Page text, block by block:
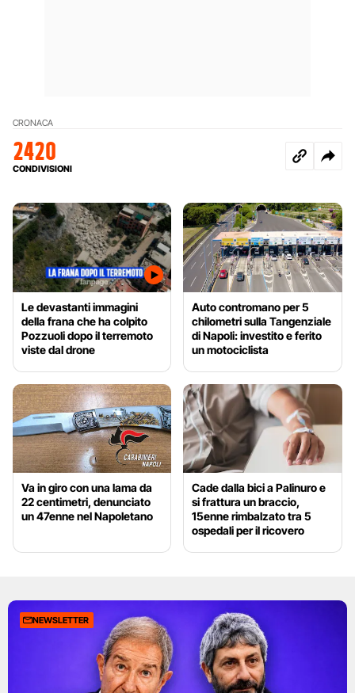
CRONACA
2420
CONDIVISIONI
Le devastanti immagini
della frana che ha colpito
Pozzuoli dopo il terremoto
viste dal drone
Auto contromano per 5
chilometri sulla Tangenziale
di Napoli: investito e ferito
un motociclista
Va in giro con una lama da
22 centimetri, denunciato
un 47enne nel Napoletano
Cade dalla bici a Palinuro e
si frattura un braccio,
15enne rimbalzato tra 5
ospedali per il ricovero
NEWSLETTER